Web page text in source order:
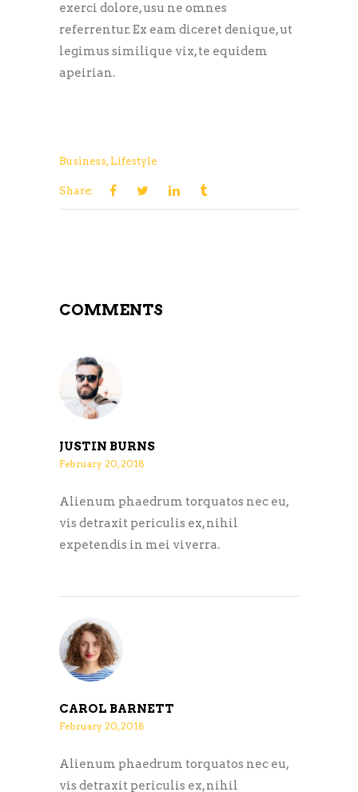
exerci dolore, usu ne omnes
referrentur. Ex eam diceret denique, ut
legimus similique vix, te equidem
apeirian.
Business, Lifestyle
Share:
COMMENTS
JUSTIN BURNS
February 20, 2018
Alienum phaedrum torquatos nec eu,
vis detraxit periculis ex, nihil
expetendis in mei viverra.
CAROL BARNETT
February 20, 2018
Alienum phaedrum torquatos nec eu,
vis detraxit periculis ex, nihil